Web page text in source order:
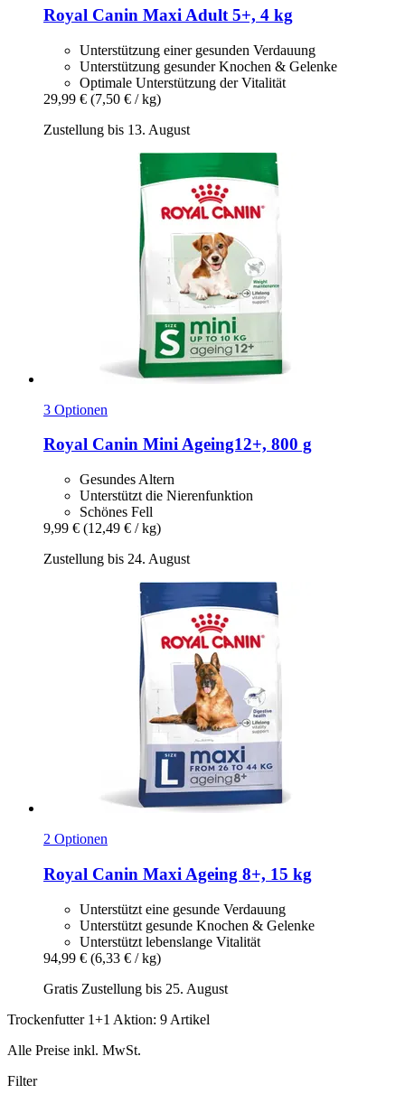
Royal Canin Maxi Adult 5+, 4 kg
Unterstützung einer gesunden Verdauung
Unterstützung gesunder Knochen & Gelenke
Optimale Unterstützung der Vitalität
29,99 € (7,50 € / kg)
Zustellung bis 13. August
3 Optionen
Royal Canin Mini Ageing12+, 800 g
Gesundes Altern
Unterstützt die Nierenfunktion
Schönes Fell
9,99 € (12,49 € / kg)
Zustellung bis 24. August
2 Optionen
Royal Canin Maxi Ageing 8+, 15 kg
Unterstützt eine gesunde Verdauung
Unterstützt gesunde Knochen & Gelenke
Unterstützt lebenslange Vitalität
94,99 € (6,33 € / kg)
Gratis Zustellung bis 25. August
Trockenfutter 1+1 Aktion: 9 Artikel
Alle Preise inkl. MwSt.
Filter